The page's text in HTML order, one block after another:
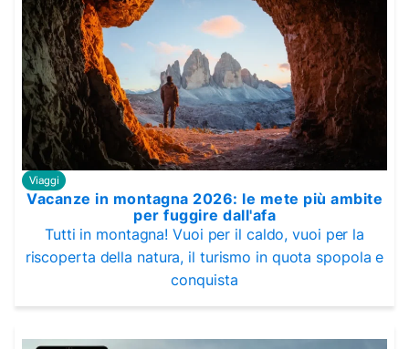
Viaggi
Vacanze in montagna 2026: le mete più ambite
per fuggire dall'afa
Tutti in montagna! Vuoi per il caldo, vuoi per la
riscoperta della natura, il turismo in quota spopola e
conquista